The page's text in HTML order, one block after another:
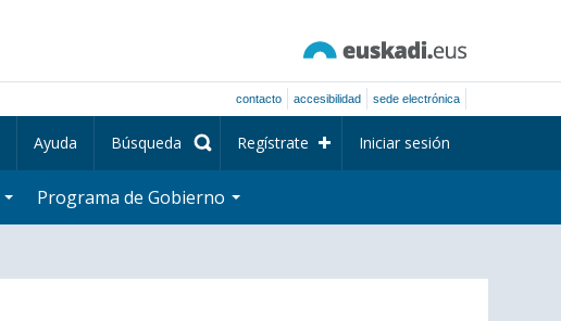
contacto accesibilidad sede electrónica
Ayuda Búsqueda Regístrate Iniciar sesión
Programa de Gobierno